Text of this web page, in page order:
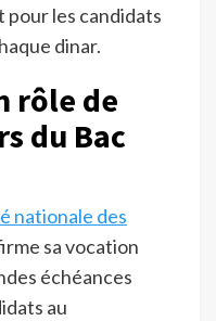
les candidats
dinar.
rôle de
du Bac
nationale des
sa vocation
échéances
au